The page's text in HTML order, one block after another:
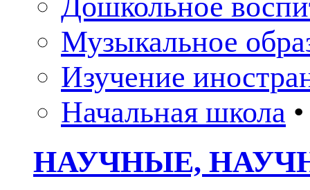
Музыкальное
Изучение
Начальная школа •
НАУЧНЫЕ,